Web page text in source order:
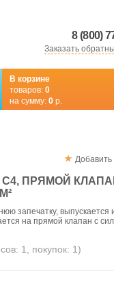
8 (800)
Заказать
В корзине
товаров: 0
на сумму: 0 р.
Добавить
ПРЯМОЙ
запечатку, выпускается
на прямой клапан с
1, покупок: 1)